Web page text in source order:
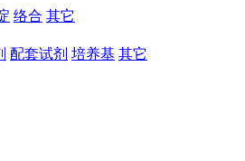
络合 其它
配套试剂 培养基 其它